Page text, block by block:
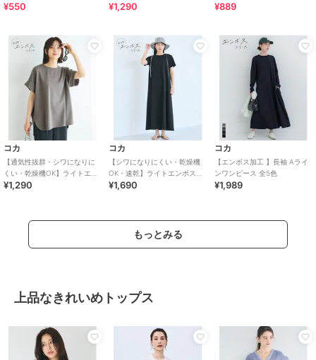
¥550
ボスパネルフレアスカート 全2
¥1,290
オールインワン 全2色
¥889
コカ
【通気性抜群・シワになりに
くい・乾燥機OK】ライトエン
ボスロールアップスリーブト
¥1,290
コカ
【シワになりにくい・乾燥機
OK・速乾】ライトエンボスマ
キシワンピース 全2色
¥1,690
コカ
【エンボス加工 】長袖 Aライ
ンワンピース 全5色
¥1,989
もっとみる
上品なきれいめトップス